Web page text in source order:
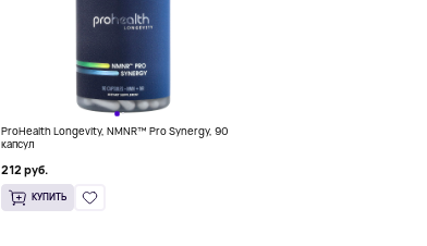
ProHealth Longevity, NMNR™ Pro Synergy, 90
капсул
212 руб.
КУПИТЬ